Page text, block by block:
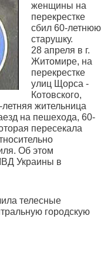
женщины на
перекрестке
сбил 60-летнюю
старушку.
28 апреля в г.
Житомире, на
перекрестке
улиц Щорса -
Котовского,
жительница
на пешехода, 60-
пересекала
Об этом
Украины в
телесные
городскую